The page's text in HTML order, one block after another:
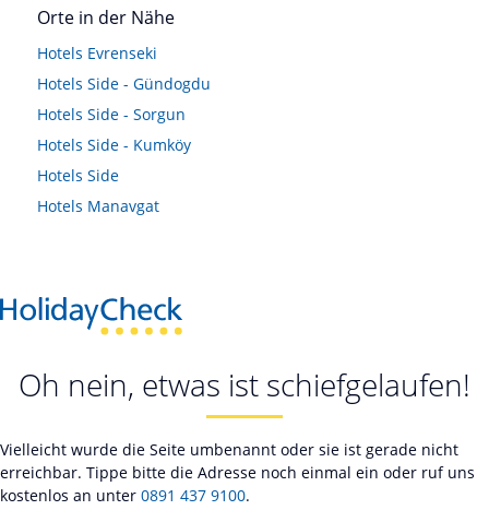
Orte in der Nähe
Hotels Evrenseki
Hotels Side - Gündogdu
Hotels Side - Sorgun
Hotels Side - Kumköy
Hotels Side
Hotels Manavgat
Oh nein, etwas ist schiefgelaufen!
Vielleicht wurde die Seite umbenannt oder sie ist gerade nicht
erreichbar. Tippe bitte die Adresse noch einmal ein oder ruf uns
kostenlos an unter 0891 437 9100.